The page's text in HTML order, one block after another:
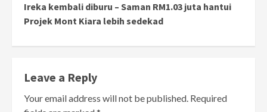
Ireka kembali diburu – Saman RM1.03 juta hantui
Projek Mont Kiara lebih sedekad
Leave a Reply
Your email address will not be published. Required